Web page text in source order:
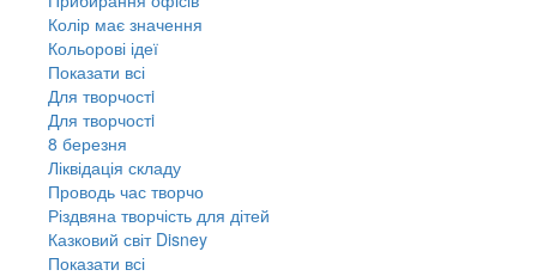
Колір має значення
Кольорові ідеї
Показати всі
Для творчостi
Для творчостi
8 березня
Ліквідація складу
Проводь час творчо
Різдвяна творчість для дітей
Казковий світ Disney
Показати всі